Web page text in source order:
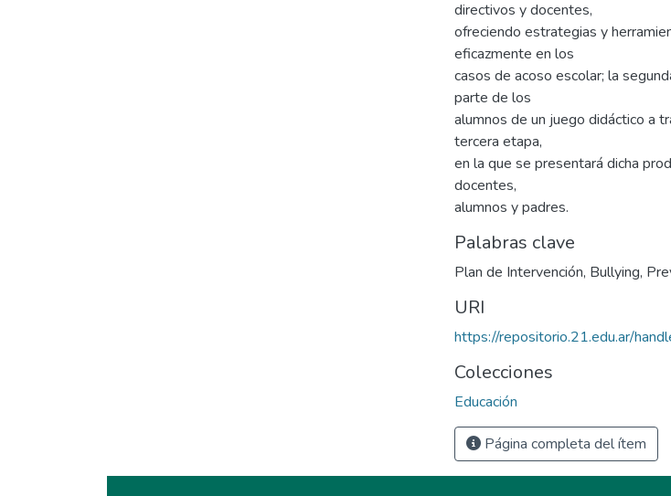
directivos y docentes,
ofreciendo estrategias y
eficazmente en los
casos de acoso escolar; la
parte de los
alumnos de un juego didáctico a
tercera etapa,
en la que se presentará dicha
docentes,
alumnos y padres.
Palabras clave
Plan de Intervención, Bullying,
URI
https://repositorio.21.edu.ar/
Colecciones
Educación
Página completa del ítem